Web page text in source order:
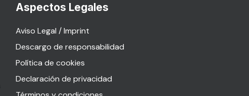
Aspectos Legales
Aviso Legal / Imprint
Descargo de responsabilidad
Política de cookies
Declaración de privacidad